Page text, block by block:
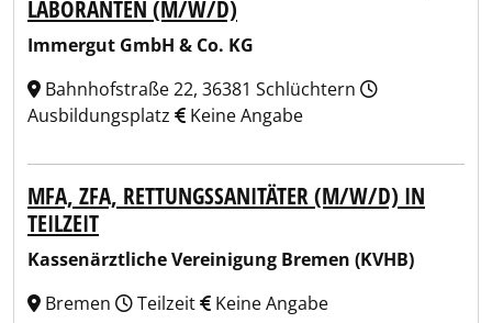
LABORANTEN (M/W/D)
Immergut GmbH & Co. KG
Bahnhofstraße 22, 36381 Schlüchtern
Ausbildungsplatz
Keine Angabe
MFA, ZFA, RETTUNGSSANITÄTER (M/W/D) IN
TEILZEIT
Kassenärztliche Vereinigung Bremen (KVHB)
Bremen
Teilzeit Keine Angabe